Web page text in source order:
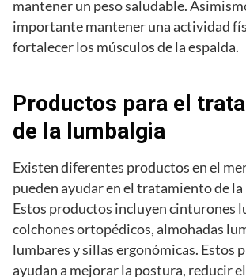
mantener un peso saludable.
importante mantener una actividad
fortalecer los músculos de la espalda.
Productos para el
de la lumbalgia
Existen diferentes productos en el
pueden ayudar en el tratamiento de la
Estos productos incluyen cinturones
colchones ortopédicos, almohadas
lumbares y sillas ergonómicas. Estos
ayudan a mejorar la postura, reducir